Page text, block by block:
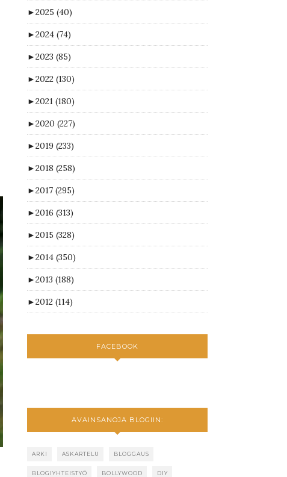
►2025 (40)
►2024 (74)
►2023 (85)
►2022 (130)
►2021 (180)
►2020 (227)
►2019 (233)
►2018 (258)
►2017 (295)
►2016 (313)
►2015 (328)
►2014 (350)
►2013 (188)
►2012 (114)
FACEBOOK
AVAINSANOJA BLOGIIN:
ARKI ASKARTELU BLOGGAUS
BLOGIYHTEISTYÖ BOLLYWOOD DIY